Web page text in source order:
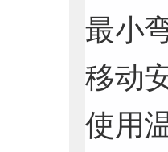
最小
移动
使用